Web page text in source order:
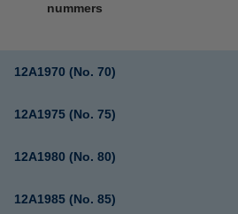
nummers
12A1970 (No. 70)
12A1975 (No. 75)
12A1980 (No. 80)
12A1985 (No. 85)